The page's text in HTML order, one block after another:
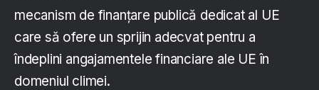
mecanism de finanțare publică dedicat al UE
care să ofere un sprijin adecvat pentru a
îndeplini angajamentele financiare ale UE în
domeniul climei.